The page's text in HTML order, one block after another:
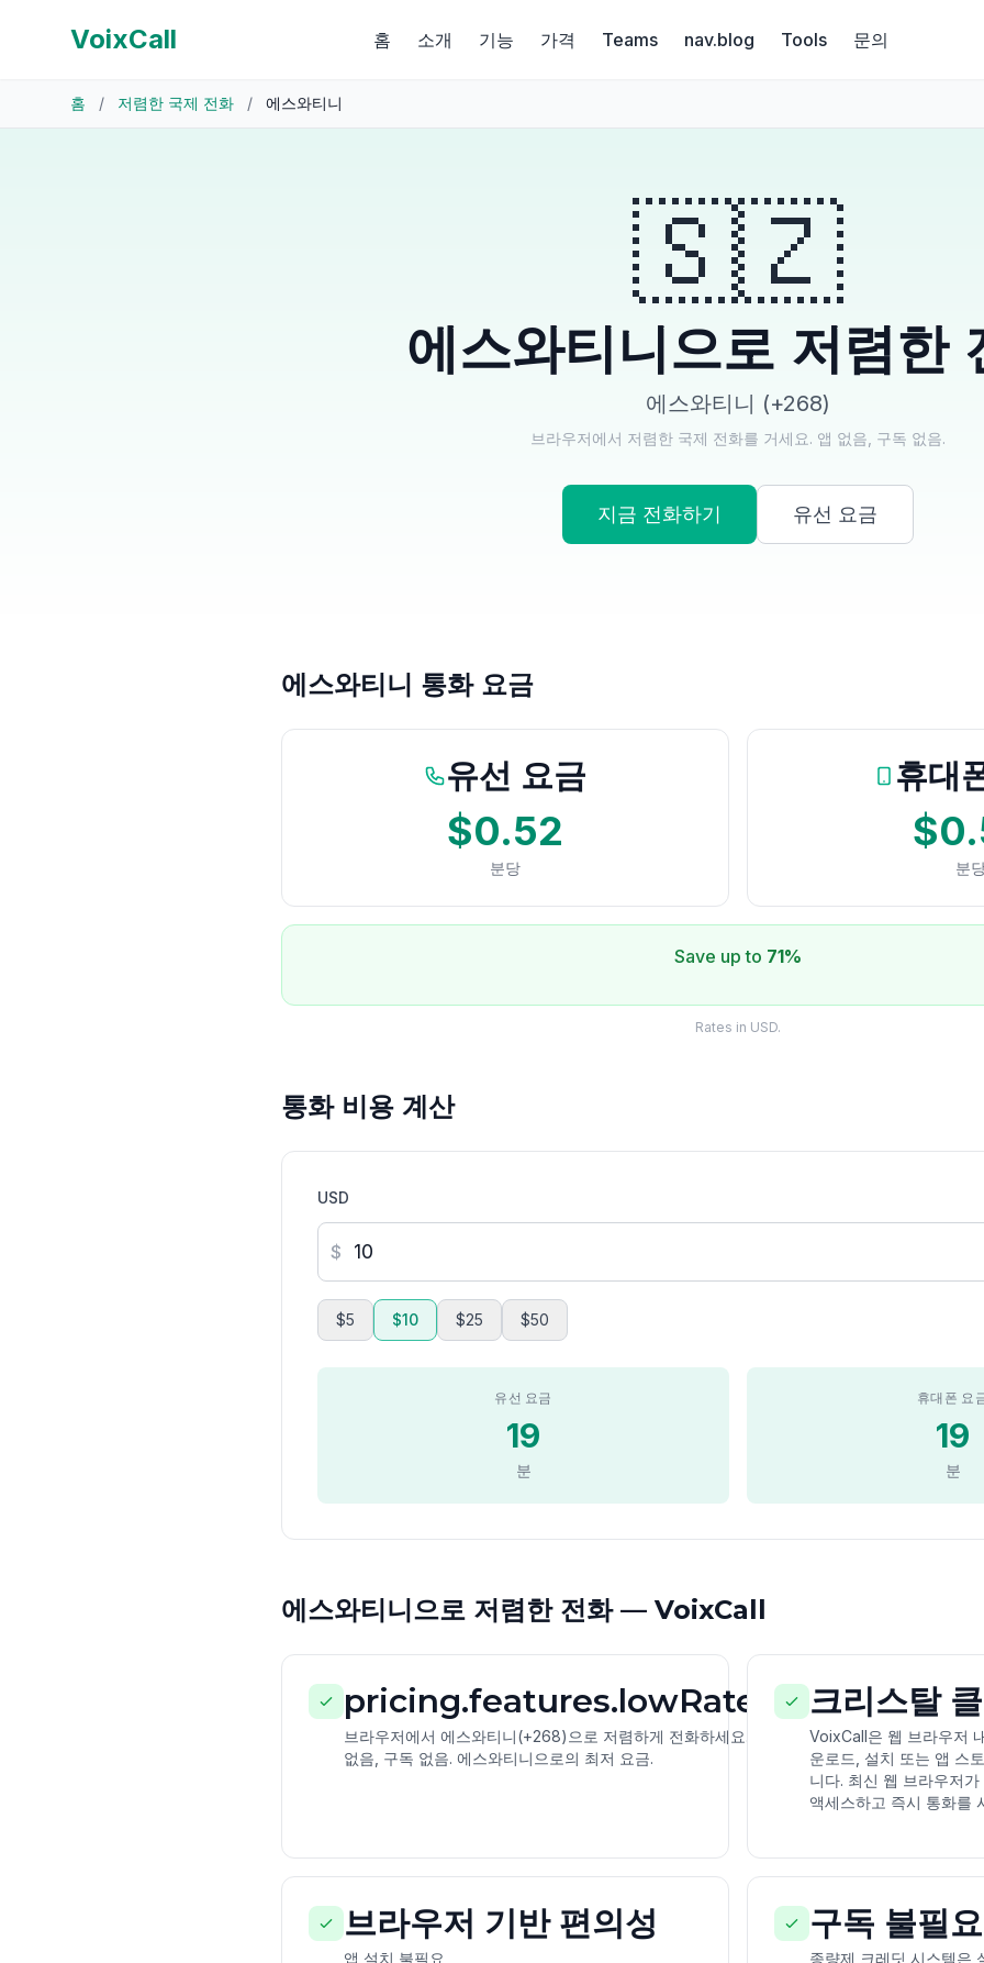
VoixCall 홈 소개 기능 가격 Teams nav.blog Tools 문의
홈 / 저렴한 국제 전화 / 에스와티니
🇸🇿
에스와티니으로 저렴한
에스와티니 (+268)
브라우저에서 저렴한 국제 전화를 거세요. 앱 없음, 구독 없음.
지금 전화하기 유선 요금
에스와티니 통화 요금
유선 요금
$0.52
분당
휴대
분
Save up to 71%
Rates in USD.
통화 비용 계산
USD
$
$5 $10 $25 $50
유선 요금
19
분
휴대폰 요
19
분
에스와티니으로 저렴한 전화 — VoixCall
pricing.features.lowRates
브라우저에서 에스와티니(+268)으로 저렴하게 전화하세요. 앱
없음, 구독 없음. 에스와티니으로의 최저 요금.
크리스탈
VoixCall은 웹 브라우저
운로드, 설치 또는 앱 스
니다. 최신 웹 브라우저
액세스하고 즉시 통화를
브라우저 기반 편의성
앱 설치 불필요
구독 불필요
종량제 크레딧 시스템은